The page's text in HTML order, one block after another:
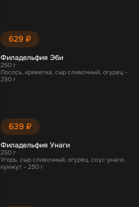
629 ₽
Филадельфия Эби
250 г
Лосось, креветка, сыр сливочный, огурец -
250 г
639 ₽
Филадельфия Унаги
250 г
Угорь, сыр сливочный, огурец, соус унаги,
кунжут - 250 г